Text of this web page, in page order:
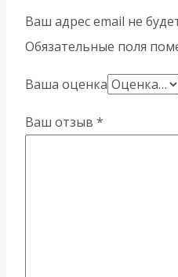
Ваш адрес email не
Обязательные поля
Ваша оценка
Ваш отзыв *